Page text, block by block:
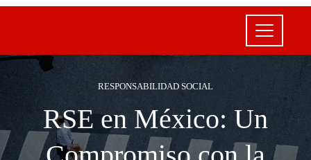
RESPONSABILIDAD SOCIAL
RSE en México: Un